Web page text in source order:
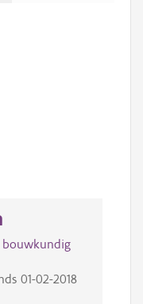
bouwkundig
01-02-2018